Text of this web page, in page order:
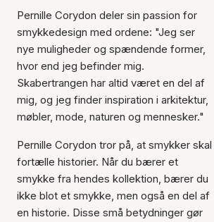
Pernille Corydon deler sin passion for
smykkedesign med ordene: "Jeg ser
nye muligheder og spændende former,
hvor end jeg befinder mig.
Skabertrangen har altid været en del af
mig, og jeg finder inspiration i arkitektur,
møbler, mode, naturen og mennesker."
Pernille Corydon tror på, at smykker skal
fortælle historier. Når du bærer et
smykke fra hendes kollektion, bærer du
ikke blot et smykke, men også en del af
en historie. Disse små betydninger gør